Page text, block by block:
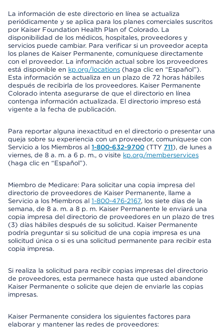
La información de este directorio en línea se actualiza
periódicamente y se aplica para los planes comerciales suscritos
por Kaiser Foundation Health Plan of Colorado. La
disponibilidad de los médicos, hospitales, proveedores y
servicios puede cambiar. Para verificar si un proveedor acepta
los planes de Kaiser Permanente, comuníquese directamente
con el proveedor. La información actual sobre los proveedores
está disponible en kp.org/locations (haga clic en “Español”).
Esta información se actualiza en un plazo de 72 horas hábiles
después de recibirla de los proveedores. Kaiser Permanente
Colorado intenta asegurarse de que el directorio en línea
contenga información actualizada. El directorio impreso está
vigente a la fecha de publicación.
Para reportar alguna inexactitud en el directorio o presentar una
queja sobre su experiencia con un proveedor, comuníquese con
Servicio a los Miembros al 1-800-632-9700 (TTY 711), de lunes a
viernes, de 8 a. m. a 6 p. m., o visite kp.org/memberservices
(haga clic en “Español”).
Miembro de Medicare: Para solicitar una copia impresa del
directorio de proveedores de Kaiser Permanente, llame a
Servicio a los Miembros al 1-800-476-2167, los siete días de la
semana, de 8 a. m. a 8 p. m. Kaiser Permanente le enviará una
copia impresa del directorio de proveedores en un plazo de tres
(3) días hábiles después de su solicitud. Kaiser Permanente
podría preguntar si su solicitud de una copia impresa es una
solicitud única o si es una solicitud permanente para recibir esta
copia impresa.
Si realiza la solicitud para recibir copias impresas del directorio
de proveedores, esta permanece hasta que usted abandone
Kaiser Permanente o solicite que dejen de enviarle las copias
impresas.
Kaiser Permanente considera los siguientes factores para
elaborar y mantener las redes de proveedores: